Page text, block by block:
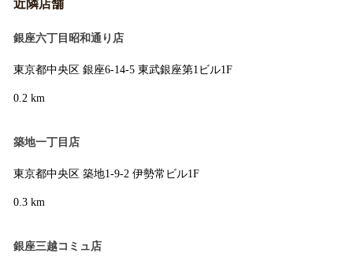
近隣店舗
銀座六丁目昭和通り店
東京都中央区 銀座6-14-5 東武銀座第1ビル1F
0.2 km
築地一丁目店
東京都中央区 築地1-9-2 伊勢常ビル1F
0.3 km
銀座三越コミュ店